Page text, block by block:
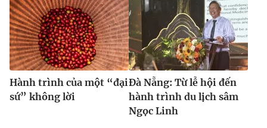
Hành trình của một “đại
sứ” không lời
Đà Nẵng: Từ lễ hội đến
hành trình du lịch sâm
Ngọc Linh